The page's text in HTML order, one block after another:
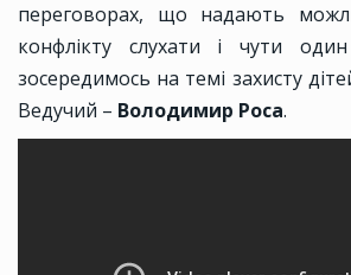
переговорах, що надають
конфлікту слухати і чути
зосередимось на темі захисту
Ведучий – Володимир Роса.